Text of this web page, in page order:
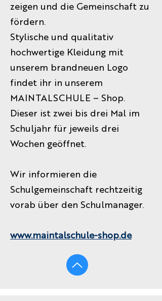
zeigen und die Gemeinschaft zu
fördern.
Stylische und qualitativ
hochwertige Kleidung mit
unserem brandneuen Logo
findet ihr in unserem
MAINTALSCHULE – Shop.
Dieser ist zwei bis drei Mal im
Schuljahr für jeweils drei
Wochen geöffnet.
Wir informieren die
Schulgemeinschaft rechtzeitig
vorab über den Schulmanager.
www.maintalschule-shop.de